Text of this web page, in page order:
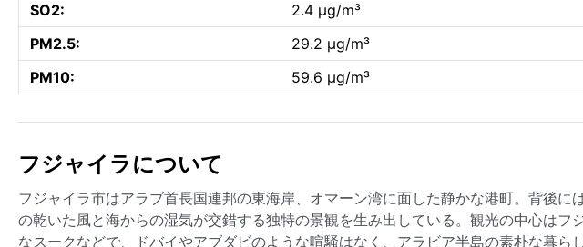
SO2:
2.4 µg/m³
PM2.5:
29.2 µg/m³
PM10:
59.6 µg/m³
フジャイラについて
フジャイラ市はアラブ首長国連邦の東海岸、オマーン湾に面した静かな港町。背後に
の乾いた風と海からの湿気が交錯する独特の景観を生み出している。観光の中心はフ
なスークなどで、ドバイやアブダビのような喧騒はなく、アラビア半島の素朴な暮ら